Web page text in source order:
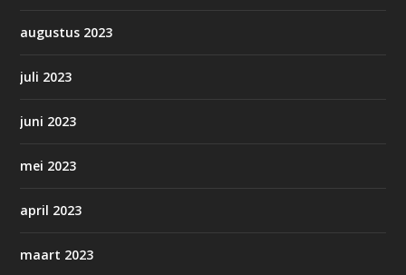
augustus 2023
juli 2023
juni 2023
mei 2023
april 2023
maart 2023